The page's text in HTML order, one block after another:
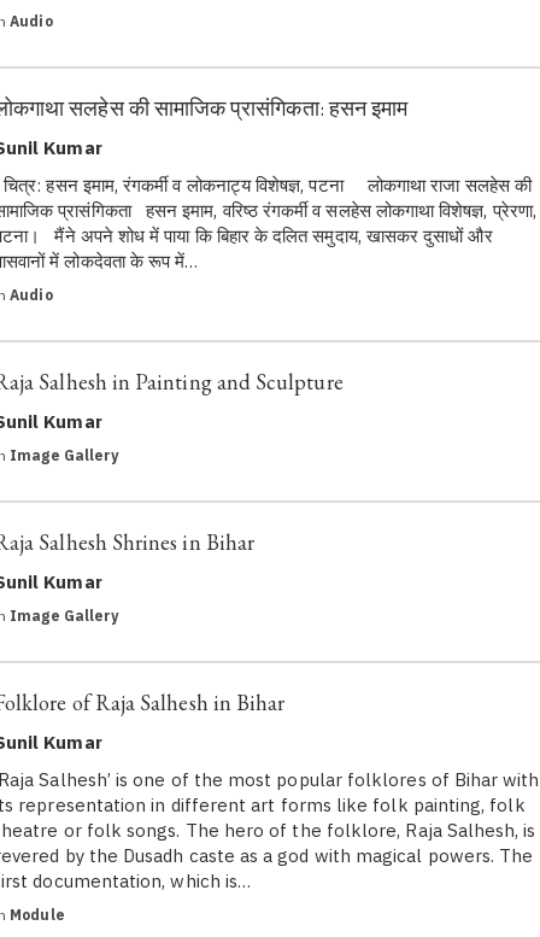
Audio
सलहेस की सामाजिक प्रासंगिकता: हसन इमाम
Kumar
हसन इमाम, रंगकर्मी व लोकनाट्य विशेषज्ञ, पटना लोकगाथा राजा सलहेस की
प्रासंगिकता हसन इमाम, वरिष्ठ रंगकर्मी व सलहेस लोकगाथा विशेषज्ञ, प्रेरणा,
मैंने अपने शोध में पाया कि बिहार के दलित समुदाय, खासकर दुसाधों और
में लोकदेवता के रूप में…
Audio
Salhesh in Painting and Sculpture
Kumar
Image Gallery
Salhesh Shrines in Bihar
Kumar
Image Gallery
of Raja Salhesh in Bihar
Kumar
Salhesh’ is one of the most popular folklores of Bihar with
representation in different art forms like folk painting, folk
or folk songs. The hero of the folklore, Raja Salhesh, is
by the Dusadh caste as a god with magical powers. The
documentation, which is…
Module